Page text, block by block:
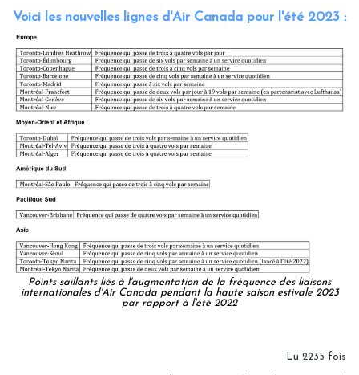
Voici les nouvelles lignes d'Air Canada pour l'été 2023 :
Points saillants liés à l'augmentation de la fréquence des liaisons
internationales d'Air Canada pendant la haute saison estivale 2023
par rapport à l'été 2022
Lu 2235 fois